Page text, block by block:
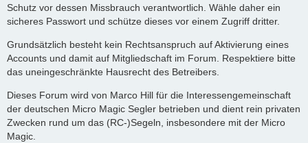
Schutz vor dessen Missbrauch verantwortlich. Wähle daher ein
sicheres Passwort und schütze dieses vor einem Zugriff dritter.
Grundsätzlich besteht kein Rechtsanspruch auf Aktivierung eines
Accounts und damit auf Mitgliedschaft im Forum. Respektiere bitte
das uneingeschränkte Hausrecht des Betreibers.
Dieses Forum wird von Marco Hill für die Interessengemeinschaft
der deutschen Micro Magic Segler betrieben und dient rein privaten
Zwecken rund um das (RC-)Segeln, insbesondere mit der Micro
Magic.